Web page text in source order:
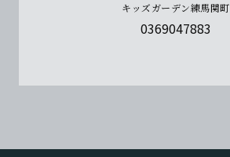
キッズガーデン練馬関町
0369047883